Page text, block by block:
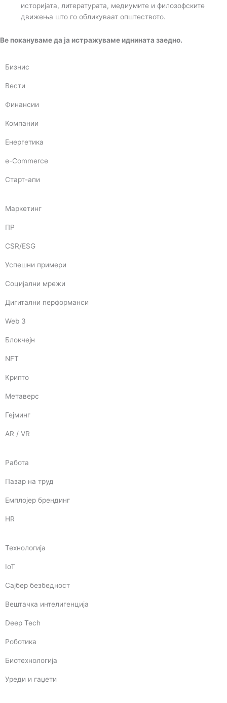
историјата, литературата, медиумите и филозофските
движења што го обликуваат општеството.
Ве покануваме да ја истражуваме иднината заедно.
Бизнис
Вести
Финансии
Компании
Енергетика
e-Commerce
Старт-апи
Маркетинг
ПР
CSR/ESG
Успешни примери
Социјални мрежи
Дигитални перформанси
Web 3
Блокчејн
NFT
Крипто
Метаверс
Гејминг
AR / VR
Работа
Пазар на труд
Емплојер брендинг
HR
Технологија
IoT
Сајбер безбедност
Вештачка интелигенција
Deep Tech
Роботика
Биотехнологија
Уреди и гаџети